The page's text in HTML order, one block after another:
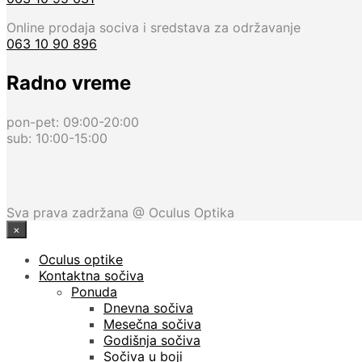
Online prodaja sociva i sredstava za održavanje
063 10 90 896
Radno vreme
pon-pet: 09:00-20:00
sub: 10:00-15:00
Sva prava zadržana @ Oculus Optika
×
Oculus optike
Kontaktna sočiva
Ponuda
Dnevna sočiva
Mesečna sočiva
Godišnja sočiva
Sočiva u boji